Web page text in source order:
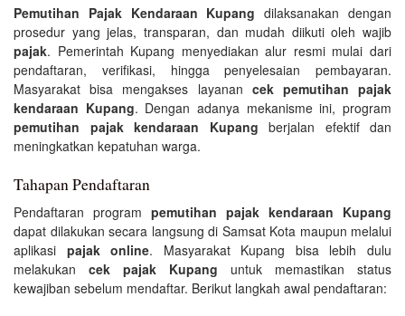
Pemutihan Pajak Kendaraan Kupang dilaksanakan dengan
prosedur yang jelas, transparan, dan mudah diikuti oleh wajib
pajak. Pemerintah Kupang menyediakan alur resmi mulai dari
pendaftaran, verifikasi, hingga penyelesaian pembayaran.
Masyarakat bisa mengakses layanan cek pemutihan pajak
kendaraan Kupang. Dengan adanya mekanisme ini, program
pemutihan pajak kendaraan Kupang berjalan efektif dan
meningkatkan kepatuhan warga.
Tahapan Pendaftaran
Pendaftaran program pemutihan pajak kendaraan Kupang
dapat dilakukan secara langsung di Samsat Kota maupun melalui
aplikasi pajak online. Masyarakat Kupang bisa lebih dulu
melakukan cek pajak Kupang untuk memastikan status
kewajiban sebelum mendaftar. Berikut langkah awal pendaftaran: